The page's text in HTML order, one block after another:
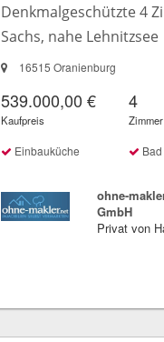
Denkmalgeschützte 4
Sachs, nahe Lehnitzsee
16515 Oranienburg
539.000,00 €
Kaufpreis
4
Zimmer
Einbauküche
ohne-
GmbH
Privat von